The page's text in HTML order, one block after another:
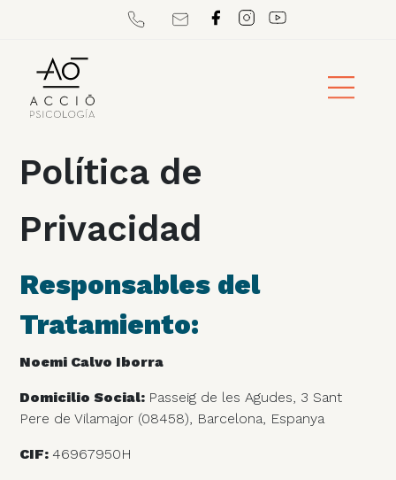
Política de
Privacidad
Responsables del
Tratamiento:
Noemi Calvo Iborra
Domicilio Social: Passeig de les Agudes, 3 Sant
Pere de Vilamajor (08458), Barcelona, Espanya
CIF: 46967950H